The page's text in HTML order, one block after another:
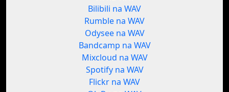
Bilibili na WAV
Rumble na WAV
Odysee na WAV
Bandcamp na WAV
Mixcloud na WAV
Spotify na WAV
Flickr na WAV